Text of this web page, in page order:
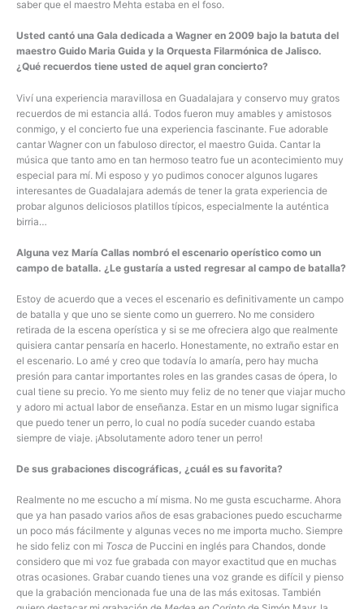
saber que el maestro Mehta estaba en el foso.
Usted cantó una Gala dedicada a Wagner en 2009 bajo la batuta del
maestro Guido Maria Guida y la Orquesta Filarmónica de Jalisco.
¿Qué recuerdos tiene usted de aquel gran concierto?
Viví una experiencia maravillosa en Guadalajara y conservo muy gratos
recuerdos de mi estancia allá. Todos fueron muy amables y amistosos
conmigo, y el concierto fue una experiencia fascinante. Fue adorable
cantar Wagner con un fabuloso director, el maestro Guida. Cantar la
música que tanto amo en tan hermoso teatro fue un acontecimiento muy
especial para mí. Mi esposo y yo pudimos conocer algunos lugares
interesantes de Guadalajara además de tener la grata experiencia de
probar algunos deliciosos platillos típicos, especialmente la auténtica
birria…
Alguna vez María Callas nombró el escenario operístico como un
campo de batalla. ¿Le gustaría a usted regresar al campo de batalla?
Estoy de acuerdo que a veces el escenario es definitivamente un campo
de batalla y que uno se siente como un guerrero. No me considero
retirada de la escena operística y si se me ofreciera algo que realmente
quisiera cantar pensaría en hacerlo. Honestamente, no extraño estar en
el escenario. Lo amé y creo que todavía lo amaría, pero hay mucha
presión para cantar importantes roles en las grandes casas de ópera, lo
cual tiene su precio. Yo me siento muy feliz de no tener que viajar mucho
y adoro mi actual labor de enseñanza. Estar en un mismo lugar significa
que puedo tener un perro, lo cual no podía suceder cuando estaba
siempre de viaje. ¡Absolutamente adoro tener un perro!
De sus grabaciones discográficas, ¿cuál es su favorita?
Realmente no me escucho a mí misma. No me gusta escucharme. Ahora
que ya han pasado varios años de esas grabaciones puedo escucharme
un poco más fácilmente y algunas veces no me importa mucho. Siempre
he sido feliz con mi Tosca de Puccini en inglés para Chandos, donde
considero que mi voz fue grabada con mayor exactitud que en muchas
otras ocasiones. Grabar cuando tienes una voz grande es difícil y pienso
que la grabación mencionada fue una de las más exitosas. También